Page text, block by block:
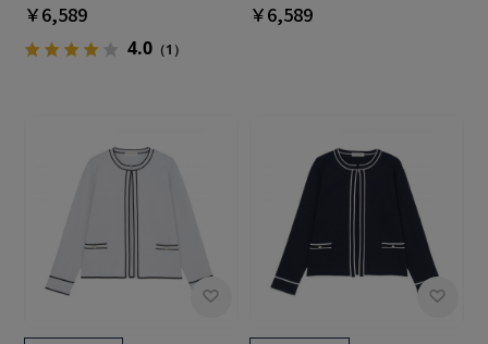
￥6,589
4.0（1）
￥6,589